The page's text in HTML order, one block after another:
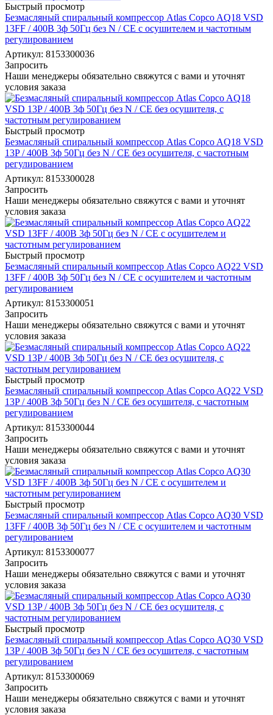
Быстрый просмотр
Безмасляный спиральный компрессор Atlas Copco AQ18 VSD
13FF / 400В 3ф 50Гц без N / СЕ с осушителем и частотным
регулированием
Артикул: 8153300036
Запросить
Наши менеджеры обязательно свяжутся с вами и уточнят
условия заказа
Быстрый просмотр
Безмасляный спиральный компрессор Atlas Copco AQ18 VSD
13P / 400В 3ф 50Гц без N / СЕ без осушителя, с частотным
регулированием
Артикул: 8153300028
Запросить
Наши менеджеры обязательно свяжутся с вами и уточнят
условия заказа
Быстрый просмотр
Безмасляный спиральный компрессор Atlas Copco AQ22 VSD
13FF / 400В 3ф 50Гц без N / СЕ с осушителем и частотным
регулированием
Артикул: 8153300051
Запросить
Наши менеджеры обязательно свяжутся с вами и уточнят
условия заказа
Быстрый просмотр
Безмасляный спиральный компрессор Atlas Copco AQ22 VSD
13P / 400В 3ф 50Гц без N / СЕ без осушителя, с частотным
регулированием
Артикул: 8153300044
Запросить
Наши менеджеры обязательно свяжутся с вами и уточнят
условия заказа
Быстрый просмотр
Безмасляный спиральный компрессор Atlas Copco AQ30 VSD
13FF / 400В 3ф 50Гц без N / СЕ с осушителем и частотным
регулированием
Артикул: 8153300077
Запросить
Наши менеджеры обязательно свяжутся с вами и уточнят
условия заказа
Быстрый просмотр
Безмасляный спиральный компрессор Atlas Copco AQ30 VSD
13P / 400В 3ф 50Гц без N / СЕ без осушителя, с частотным
регулированием
Артикул: 8153300069
Запросить
Наши менеджеры обязательно свяжутся с вами и уточнят
условия заказа